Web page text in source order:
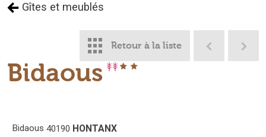
Gîtes et meublés
Retour à la liste
Bidaous
Bidaous 40190 HONTANX